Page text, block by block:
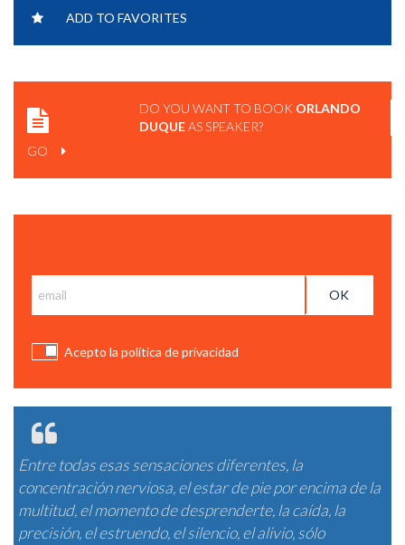
ORLANDO DUQUE - FINDING JOY IN OUR BIGGEST FEAR |
TEDXTOULOUSE.
ADD TO FAVORITES
DO YOU WANT TO BOOK ORLANDO
DUQUEAS SPEAKER?
GO
Acepto la política de privacidad
Entre todas esas sensaciones diferentes, la
concentración nerviosa, el estar de pie por encima de la
multitud, el momento de desprenderte, la caída, la
precisión, el estruendo, el silencio, el alivio, sólo